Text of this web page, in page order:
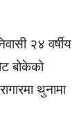
२४ वर्षीय
बोकेको
थुनामा